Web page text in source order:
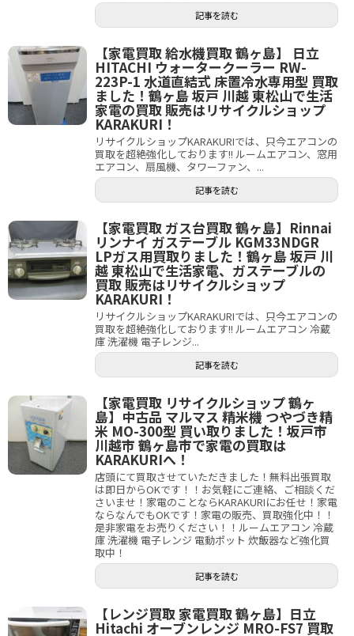
記事を読む
【家電買取 給水機買取 鶴ヶ島】 日立
HITACHI ウォータークーラー RW-
223P-1 水道直結式 床置冷水専用型 買取
ました！鶴ヶ島 坂戸 川越 東松山で生活
家電の買取 販売はリサイクルショップ
KARAKURI！
リサイクルショップKARAKURIでは、只今エアコンの
買取を超絶強化しております!! ルームエアコン、窓用
エアコン、扇風機、タワーファン、...
記事を読む
【家電買取 ガス台買取 鶴ヶ島】Rinnai
リンナイ ガステーブル KGM33NDGR
LPガス用買取りました！鶴ヶ島 坂戸 川
越 東松山で生活家電、ガステーブルの
買取 販売はリサイクルショップ
KARAKURI！
リサイクルショップKARAKURIでは、只今エアコンの
買取を超絶強化しております!! ルームエアコン 冷蔵
庫 洗濯機 電子レンジ...
記事を読む
【家電買取 リサイクルショップ 鶴ヶ
島】中古品 マルマス 精米機 つやづき精
米 MO-300型 買い取りました！坂戸市
川越市 鶴ヶ島市で家電の買取は
KARAKURIへ！
店頭にて買取させていただきました！無料出張買取
は即日からOKです！！お気軽にご連絡、ご相談くだ
さいませ！家電のことならKARAKURIにお任せ！家電
ならなんでもOKです！家電の販売、買取強化中！！
是非家電をお売りください！！ルームエアコン 冷蔵
庫 洗濯機 電子レンジ 電動ポット 炊飯器など強化買
取中！
記事を読む
【レンジ買取 家電買取 鶴ヶ島】日立
Hitachi オーブンレンジ MRO-FS7 買取